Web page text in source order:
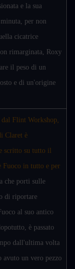
e la sua
per non
cicatrice
rimarginata, Roxy
il peso di un
e di un'origine
dal Flint Workshop,
Claret è
scritto su tutto il
Fuoco in tutto e per
che porti sulle
di riportare
al suo antico
è passato
dall'ultima volta
avuto un vero pezzo